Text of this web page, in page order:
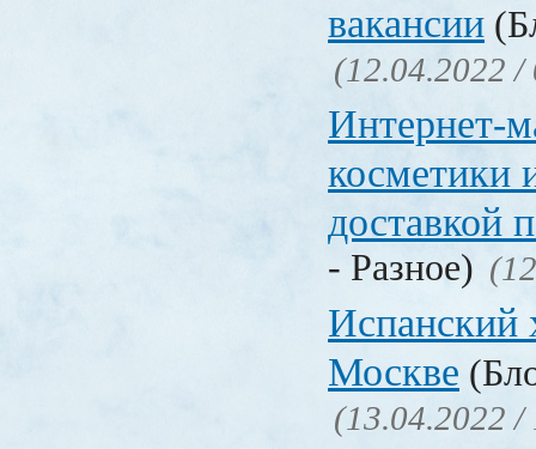
вакансии
(12.04.2022 /
Интернет-
косметики
доставкой
- Разное)
Испанский
Москве
(13.04.2022 /